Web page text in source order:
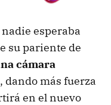
esperaba
su pariente de
cámara
, dando más fuerza
en el nuevo